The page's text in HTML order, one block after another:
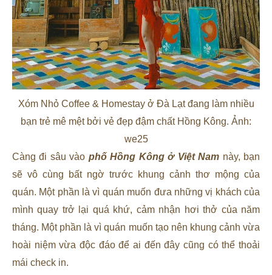
Xóm Nhỏ Coffee & Homestay ở Đà Lạt đang làm nhiều
bạn trẻ mê mệt bởi vẻ đẹp đậm chất Hồng Kông. Ảnh:
we25
Càng đi sâu vào phố Hồng Kông ở Việt Nam này, bạn
sẽ vô cùng bất ngờ trước khung cảnh thơ mộng của
quán. Một phần là vì quán muốn đưa những vị khách của
mình quay trở lại quá khứ, cảm nhận hơi thở của năm
tháng. Một phần là vì quán muốn tạo nên khung cảnh vừa
hoài niệm vừa độc đáo để ai đến đây cũng có thể thoải
mái check in.